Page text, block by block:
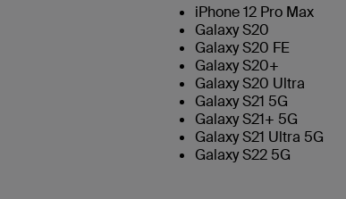
iPhone 12 Pro Max
Galaxy S20
Galaxy S20 FE
Galaxy S20+
Galaxy S20 Ultra
Galaxy S21 5G
Galaxy S21+ 5G
Galaxy S21 Ultra 5G
Galaxy S22 5G